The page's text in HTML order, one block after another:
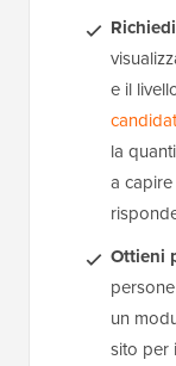
e il
la
a
Ottieni
un
sito per